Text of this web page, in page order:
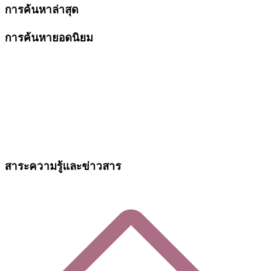
การค้นหาล่าสุด
การค้นหายอดนิยม
สาระความรู้และข่าวสาร